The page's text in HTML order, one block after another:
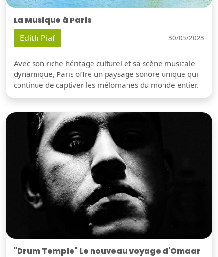
La Musique à Paris
Edith Piaf 30/05/2023
Avec son riche héritage culturel et sa scène musicale
dynamique, Paris offre un paysage sonore unique qui
continue de captiver les mélomanes du monde entier.
"Drum Temple" Le nouveau voyage d'Omaar